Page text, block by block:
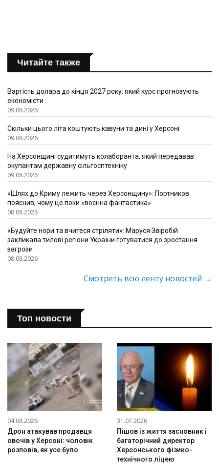
Читайте также
Вартість долара до кінця 2027 року: який курс прогнозують
економісти
09.08.2026
Скільки цього літа коштують кавуни та дині у Херсоні
09.08.2026
На Херсонщині судитимуть колаборанта, який передавав
окупантам державну сільгосптехніку
09.08.2026
«Шлях до Криму лежить через Херсонщину»: Портников
пояснив, чому це поки «воєнна фантастика»
08.08.2026
«Будуйте нори та вчитеся стріляти»: Маруся Звіробій
закликала тилові регіони України готуватися до зростання
загрози
08.08.2026
Смотреть всю ленту новостей →
Топ новости
04.08.2026
Дрон атакував продавця
овочів у Херсоні: чоловік
розповів, як усе було
31.07.2026
Пішов із життя засновник і
багаторічний директор
Херсонського фізико-
технічного ліцею